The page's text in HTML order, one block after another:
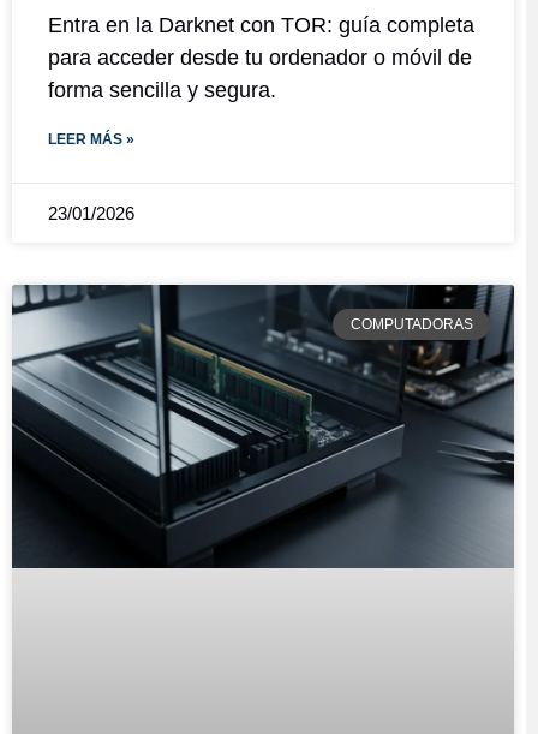
Entra en la Darknet con TOR: guía completa
para acceder desde tu ordenador o móvil de
forma sencilla y segura.
LEER MÁS »
23/01/2026
COMPUTADORAS